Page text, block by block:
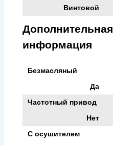
Винтовой
Дополнительная
информация
Безмасляный
Да
Частотный привод
Нет
С осушителем